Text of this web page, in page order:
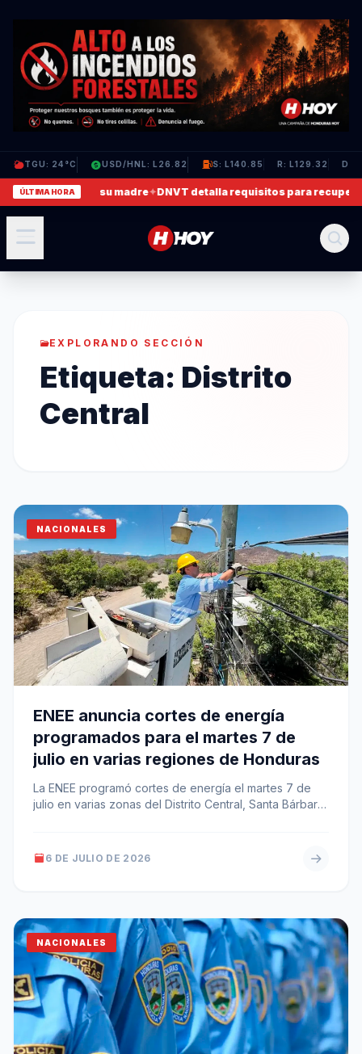
TGU: 24°C USD/HNL: L26.82 S: L140.85 R: L129.32 D:
ÚLTIMA HORA
agrede a su madre✦DNVT detalla requisitos para recuperar
EXPLORANDO SECCIÓN
Etiqueta: Distrito
Central
NACIONALES
ENEE anuncia cortes de energía
programados para el martes 7 de
julio en varias regiones de Honduras
La ENEE programó cortes de energía el martes 7 de
julio en varias zonas del Distrito Central, Santa Bárbara,
6 DE JULIO DE 2026
NACIONALES